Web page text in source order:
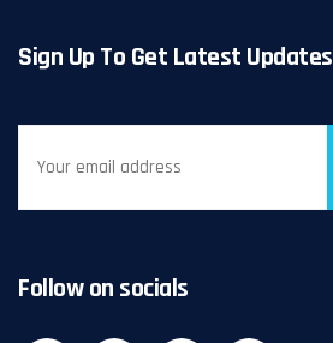
Sign Up To Get Latest Updates
Follow on socials